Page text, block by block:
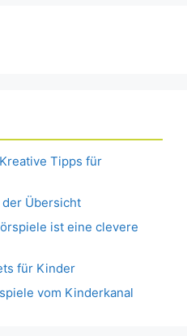
Tipps für
Übersicht
ist eine clevere
für Kinder
vom Kinderkanal